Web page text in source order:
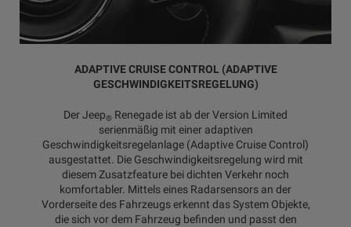
ADAPTIVE CRUISE CONTROL (ADAPTIVE
GESCHWINDIGKEITSREGELUNG)
Der Jeep® Renegade ist ab der Version Limited
serienmäßig mit einer adaptiven
Geschwindigkeitsregelanlage (Adaptive Cruise Control)
ausgestattet. Die Geschwindigkeitsregelung wird mit
diesem Zusatzfeature bei dichten Verkehr noch
komfortabler. Mittels eines Radarsensors an der
Vorderseite des Fahrzeugs erkennt das System Objekte,
die sich vor dem Fahrzeug befinden und passt den